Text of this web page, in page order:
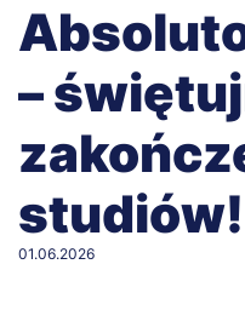
–
studiów!
01.06.2026